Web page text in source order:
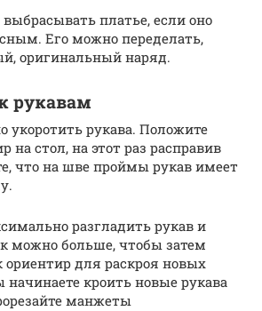
платье, если оно
Его можно переделать,
оригинальный наряд.
рукавам
укоротить рукава. Положите
на стол, на этот раз расправив
что на шве проймы рукав имеет
разгладить рукав и
можно больше, чтобы затем
ориентир для раскроя новых
начинаете кроить новые рукава
манжеты